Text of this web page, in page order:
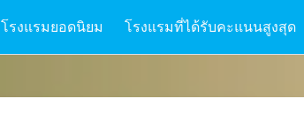
โรงแรมยอดนิยม โรงแรมที่ได้รับคะแนนสูงสุด